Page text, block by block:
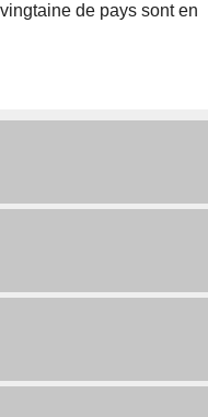
de pays sont en